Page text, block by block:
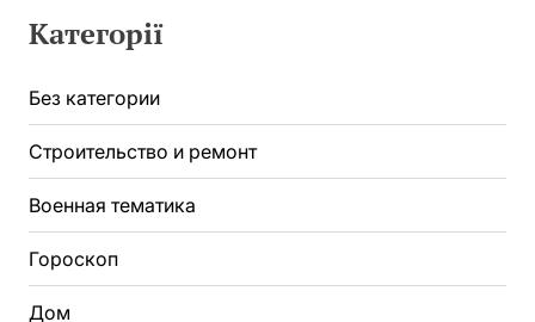
Категорії
Без категории
Строительство и ремонт
Военная тематика
Гороскоп
Дом